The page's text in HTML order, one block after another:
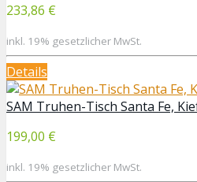
233,86 €
inkl. 19% gesetzlicher MwSt.
Details
SAM Truhen-Tisch Santa Fe,
199,00 €
inkl. 19% gesetzlicher MwSt.